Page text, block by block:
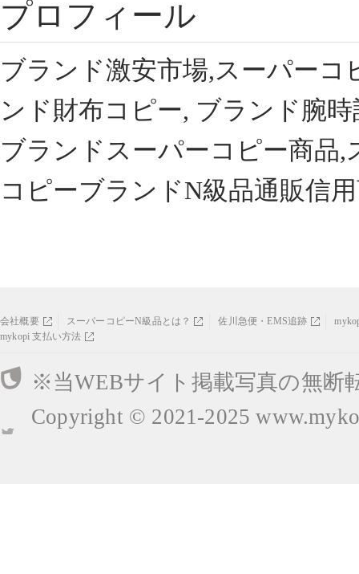
プロフィール
ブランド激安市場,スーパー
ンド財布コピー, ブランド腕
ブランドスーパーコピー商品
コピーブランドN級品通販信
会社概要 スーパーコピーN級品とは？ 佐川急便・EMS追跡
mykopi 支払い方法
※当WEBサイト掲載写真の無断
Copyright © 2021-2025